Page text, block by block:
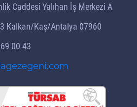
Caddesi Yalıhan İş Merkezi A
Kalkan/Kaş/Antalya 07960
00 43